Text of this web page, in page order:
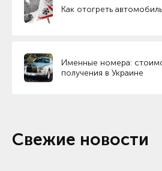
Как отогреть автомобиль
Именные номера:
получения в Украине
Свежие новости